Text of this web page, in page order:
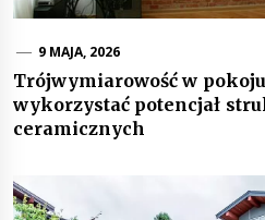
9 MAJA, 2026
Trójwymiarowość w
wykorzystać potencjał
ceramicznych